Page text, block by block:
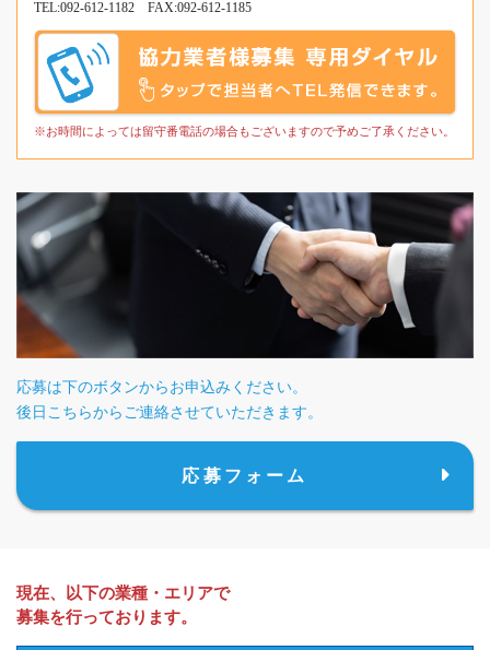
TEL:092-612-1182 FAX:092-612-1185
※お時間によっては留守番電話の場合もございますので予めご了承ください。
応募は下のボタンからお申込みください。
後日こちらからご連絡させていただきます。
応募フォーム
現在、以下の業種・エリアで
募集を行っております。